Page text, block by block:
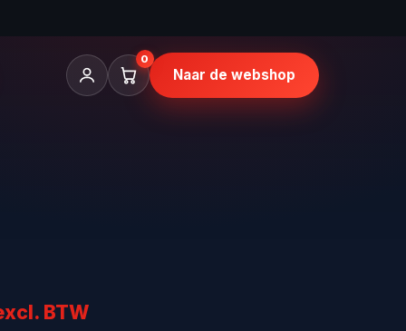
0
Naar de webshop
BTW